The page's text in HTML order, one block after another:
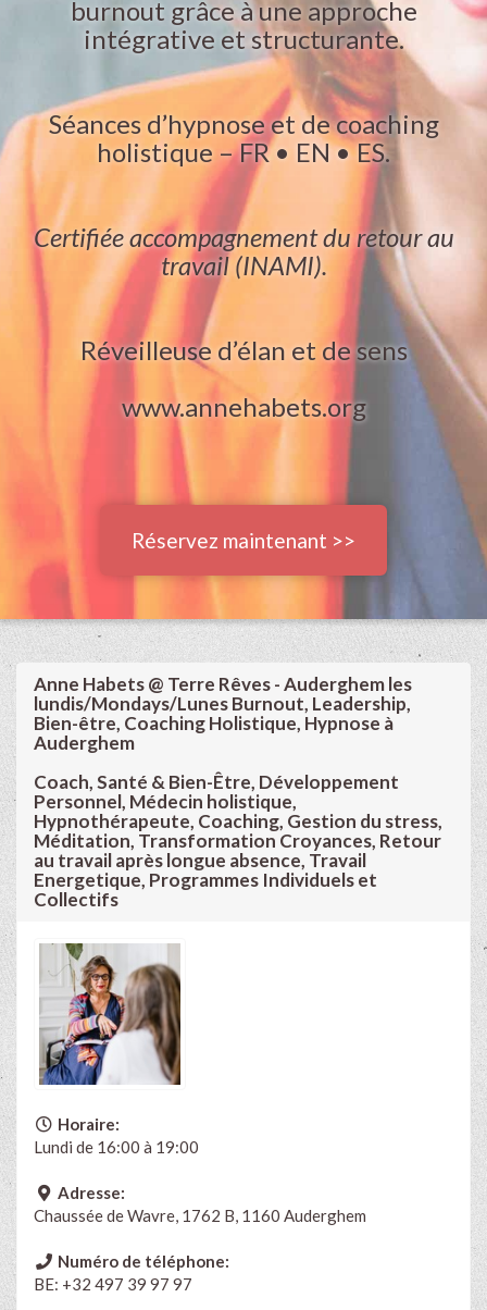
burnout grâce à une approche
intégrative et structurante.
Séances d’hypnose et de coaching
holistique – FR • EN • ES.
Certifiée accompagnement du retour au
travail (INAMI).
Réveilleuse d’élan et de sens
www.annehabets.org
Réservez maintenant >>
Anne Habets @ Terre Rêves - Auderghem les
lundis/Mondays/Lunes Burnout, Leadership,
Bien-être, Coaching Holistique, Hypnose à
Auderghem
Coach, Santé & Bien-Être, Développement
Personnel, Médecin holistique,
Hypnothérapeute, Coaching, Gestion du stress,
Méditation, Transformation Croyances, Retour
au travail après longue absence, Travail
Energetique, Programmes Individuels et
Collectifs
Horaire:
Lundi de 16:00 à 19:00
Adresse:
Chaussée de Wavre, 1762 B, 1160 Auderghem
Numéro de téléphone:
BE: +32 497 39 97 97